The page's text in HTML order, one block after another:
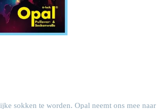
sokken te worden. Opal neemt ons mee